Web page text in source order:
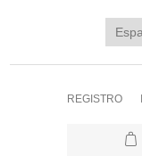
REGISTRO